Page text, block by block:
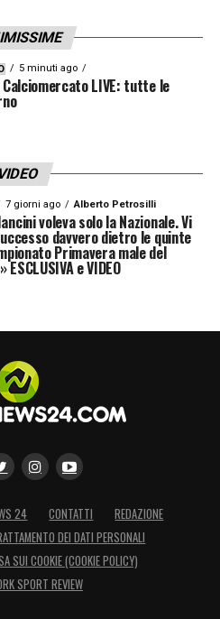
5 minuti ago
LIVE: tutte le
VIDEO
7 giorni ago Alberto Petrosilli
voleva solo la Nazionale. Vi
davvero dietro le quinte
Primavera male del
e VIDEO
24 CONTATTI
REDAZIONE
DEI DATI PERSONALI
SUI COOKIE (COOKIE POLICY)
SPORT REVIEW